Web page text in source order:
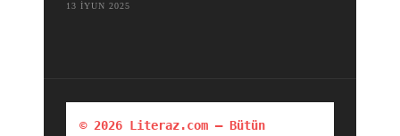
13 İYUN 2025
© 2026 Literaz.com — Bütün